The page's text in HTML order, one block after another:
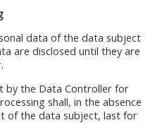
data of the data subject
are disclosed until they are
by the Data Controller for
shall, in the absence
of the data subject, last for